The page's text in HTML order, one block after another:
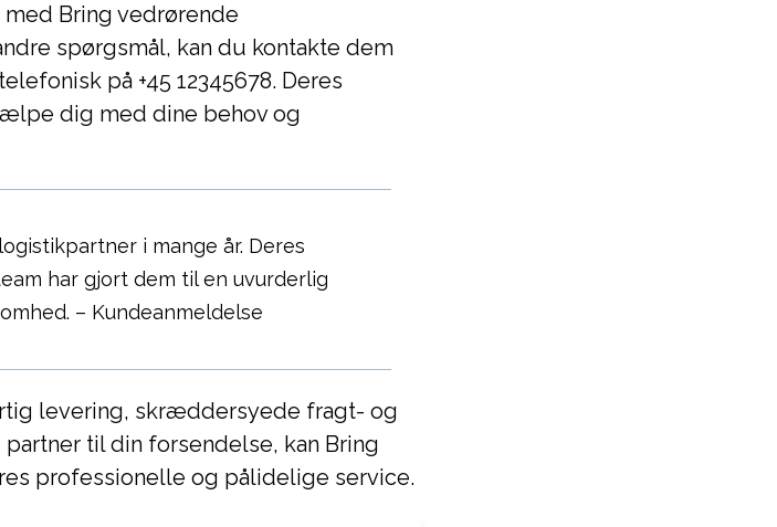
Bring vedrørende
spørgsmål, kan du kontakte dem
på +45 12345678. Deres
dig med dine behov og
i mange år. Deres
har gjort dem til en uvurderlig
– Kundeanmeldelse
levering, skræddersyede fragt- og
til din forsendelse, kan Bring
professionelle og pålidelige service.